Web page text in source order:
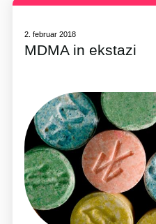
2. februar 2018
MDMA in ekstazi